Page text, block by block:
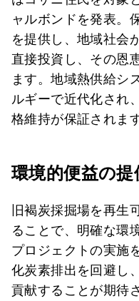
ャルボンドを発表。
を提供し、地域社会
直接投資し、その恩
ます。地域熱供給シ
ルギーで近代化され
格維持が保証されます
環境的便益の提
旧褐炭採掘場を再生
ることで、明確な環
プロジェクトの実施
化炭素排出を回避し
貢献することが期待